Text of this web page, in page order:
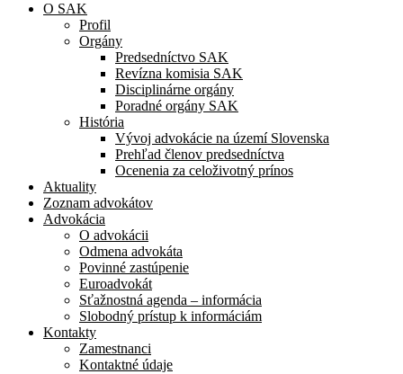
O SAK
Profil
Orgány
Predsedníctvo SAK
Revízna komisia SAK
Disciplinárne orgány
Poradné orgány SAK
História
Vývoj advokácie na území Slovenska
Prehľad členov predsedníctva
Ocenenia za celoživotný prínos
Aktuality
Zoznam advokátov
Advokácia
O advokácii
Odmena advokáta
Povinné zastúpenie
Euroadvokát
Sťažnostná agenda – informácia
Slobodný prístup k informáciám
Kontakty
Zamestnanci
Kontaktné údaje